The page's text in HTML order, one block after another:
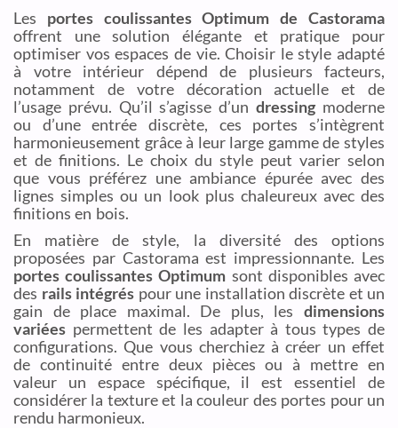
Les portes coulissantes Optimum de Castorama
offrent une solution élégante et pratique pour
optimiser vos espaces de vie. Choisir le style adapté
à votre intérieur dépend de plusieurs facteurs,
notamment de votre décoration actuelle et de
l’usage prévu. Qu’il s’agisse d’undressing moderne
ou d’une entrée discrète, ces portes s’intègrent
harmonieusement grâce à leur large gamme de styles
et de finitions. Le choix du style peut varier selon
que vous préférez une ambiance épurée avec des
lignes simples ou un look plus chaleureux avec des
finitions en bois.
En matière de style, la diversité des options
proposées par Castorama est impressionnante. Les
portes coulissantes Optimum sont disponibles avec
des rails intégrés pour une installation discrète et un
gain de place maximal. De plus, les dimensions
variées permettent de les adapter à tous types de
configurations. Que vous cherchiez à créer un effet
de continuité entre deux pièces ou à mettre en
valeur un espace spécifique, il est essentiel de
considérer la texture et la couleur des portes pour un
rendu harmonieux.